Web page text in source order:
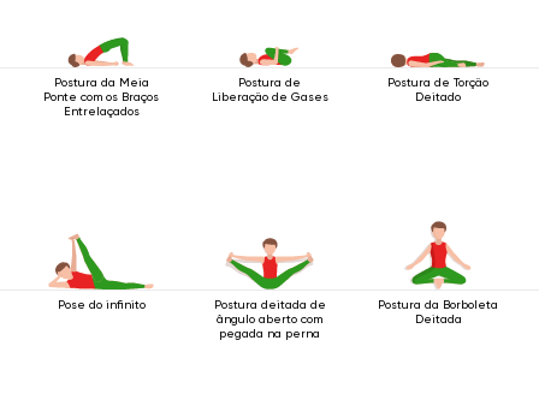
Postura da Meia
Ponte com os Braços
Entrelaçados
Postura de
Liberação de Gases
Postura de Torção
Deitado
Pose do infinito
Postura deitada de
ângulo aberto com
pegada na perna
Postura da Borboleta
Deitada